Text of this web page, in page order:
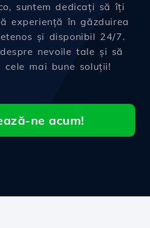
suntem dedicați să îți
experiență în găzduirea
și disponibil 24/7.
nevoile tale și să
cele mai bune soluții!
ne acum!